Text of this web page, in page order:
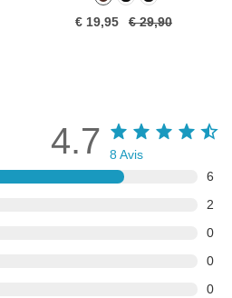
€ 19,95 € 29,90
6
2
0
0
0
4.7 8 Avis